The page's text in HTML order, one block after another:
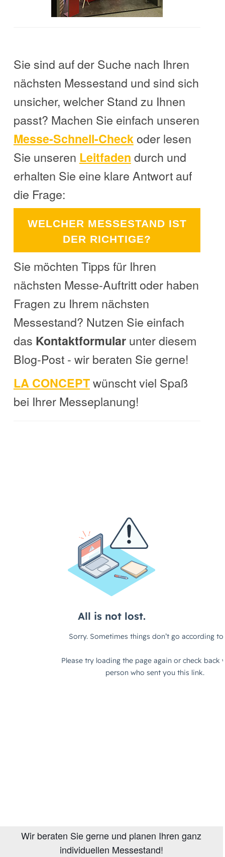
Sie sind auf der Suche nach Ihren
nächsten Messestand und sind sich
unsicher, welcher Stand zu Ihnen
passt? Machen Sie einfach unseren
Messe-Schnell-Checkoder lesen
Sie unseren Leitfaden durch und
erhalten Sie eine klare Antwort auf
die Frage:
WELCHER MESSESTAND IST
DER RICHTIGE?
Sie möchten Tipps für Ihren
nächsten Messe-Auftritt oder haben
Fragen zu Ihrem nächsten
Messestand? Nutzen Sie einfach
das Kontaktformular unter diesem
Blog-Post - wir beraten Sie gerne!
LA CONCEPTwünscht viel Spaß
bei Ihrer Messeplanung!
Wir beraten Sie gerne und planen Ihren ganz
individuellen Messestand!